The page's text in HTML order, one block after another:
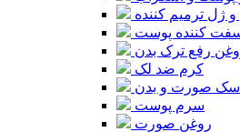
ژل ترمیم کننده
کننده پوست
رفع ترک بدن
کرم ضد لک
صورت و بدن
سرم پوست
روغن صورت